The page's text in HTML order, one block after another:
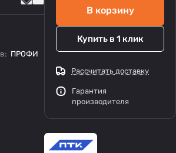
: ПРОФИ
В корзину
Купить в 1 клик
Рассчитать доставку
Гарантия
производителя